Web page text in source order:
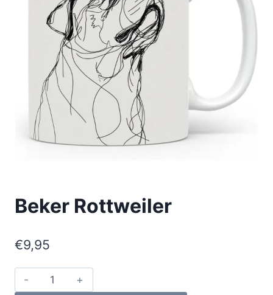
Beker Rottweiler
€9,95